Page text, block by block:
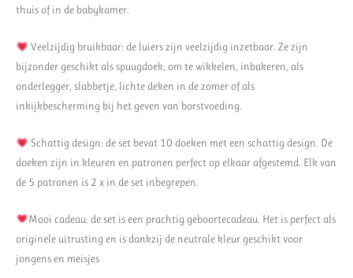
thuis of in de babykamer.
Veelzijdig bruikbaar: de luiers zijn veelzijdig inzetbaar. Ze zijn
bijzonder geschikt als spuugdoek, om te wikkelen, inbakeren, als
onderlegger, slabbetje, lichte deken in de zomer of als
inkijkbescherming bij het geven van borstvoeding.
Schattig design: de set bevat 10 doeken met een schattig design. De
doeken zijn in kleuren en patronen perfect op elkaar afgestemd. Elk van
de 5 patronen is 2 x in de set inbegrepen.
Mooi cadeau: de set is een prachtig geboortecadeau. Het is perfect als
originele uitrusting en is dankzij de neutrale kleur geschikt voor
jongens en meisjes